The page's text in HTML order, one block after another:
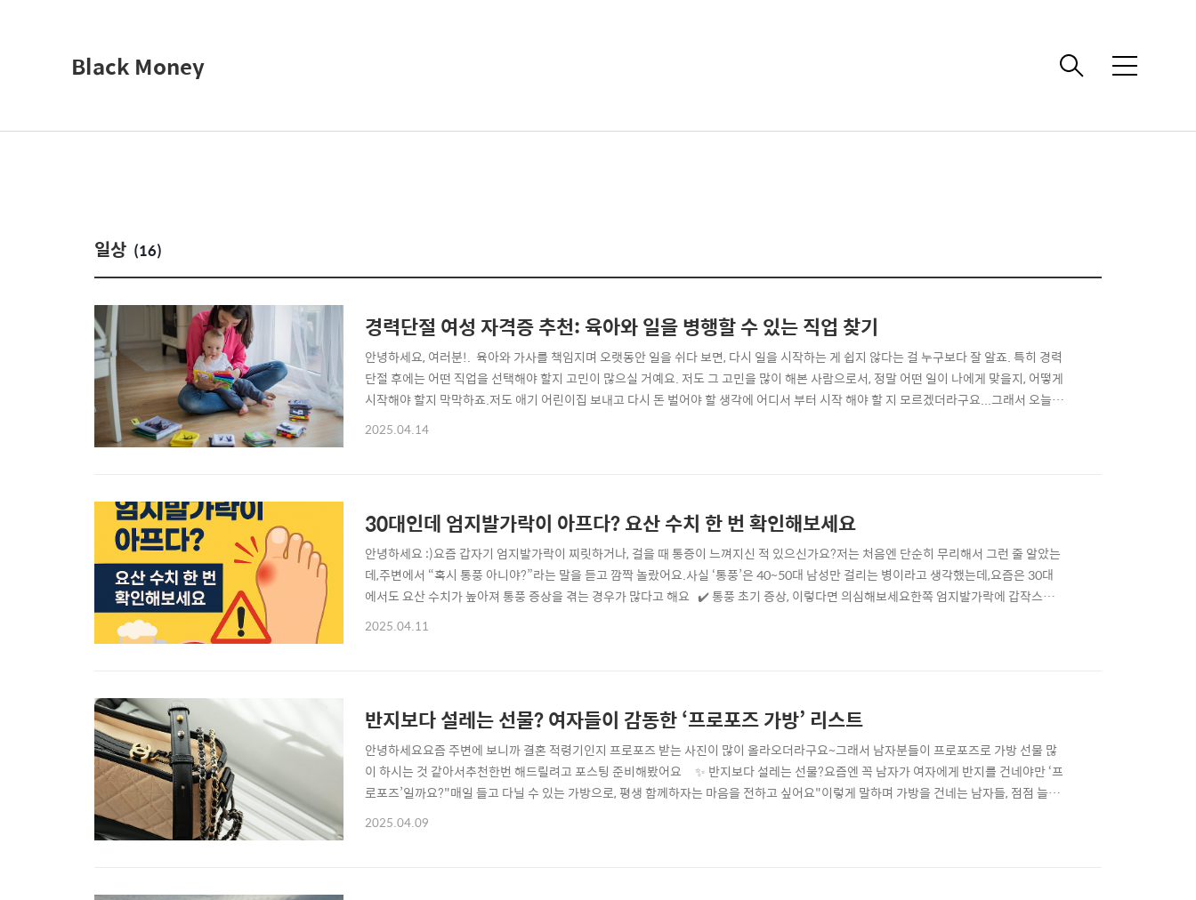
Black Money 메
일상 (16)
경력단절 여성 자격증 추천: 육아와 일을 병행할 수 있는 직업 찾기
안녕하세요, 여러분!. 육아와 가사를 책임지며 오랫동안 일을 쉬다 보면, 다시 일을 시작하는 게 쉽지 않다는 걸 누구보다 잘 알죠. 특히 경력
단절 후에는 어떤 직업을 선택해야 할지 고민이 많으실 거예요. 저도 그 고민을 많이 해본 사람으로서, 정말 어떤 일이 나에게 맞을지, 어떻게
시작해야 할지 막막하죠.저도 애기 어린이집 보내고 다시 돈 벌어야 할 생각에 어디서 부터 시작 해야 할 지 모르겠더라구요...그래서 오늘
은, 육아와 일을 병행하면서도 새로운 직업을 시작할 수 있는 방법에 대해 이야기해보려고 해요. 자격증을 통해 새로운 길을 열 수 있다는 사
2025.04.14
30대인데 엄지발가락이 아프다? 요산 수치 한 번 확인해보세요
안녕하세요 :)요즘 갑자기 엄지발가락이 찌릿하거나, 걸을 때 통증이 느껴지신 적 있으신가요?저는 처음엔 단순히 무리해서 그런 줄 알았는
데,주변에서 “혹시 통풍 아니야?”라는 말을 듣고 깜짝 놀랐어요.사실 ‘통풍’은 40~50대 남성만 걸리는 병이라고 생각했는데,요즘은 30대
에서도 요산 수치가 높아져 통풍 증상을 겪는 경우가 많다고 해요 ✔️ 통풍 초기 증상, 이렇다면 의심해보세요한쪽 엄지발가락에 갑작스러
운 통증붓기와 열감걸을 때 찌르는 듯한 통증주로 밤이나 새벽에 심해지는 경우이런 증상은 보통 며칠 내로 사라졌다가, 반복해서 나타나기
2025.04.11
반지보다 설레는 선물? 여자들이 감동한 ‘프로포즈 가방’ 리스트
안녕하세요요즘 주변에 보니까 결혼 적령기인지 프로포즈 받는 사진이 많이 올라오더라구요~그래서 남자분들이 프로포즈로 가방 선물 많
이 하시는 것 같아서추천한번 해드릴려고 포스팅 준비해봤어요 ✨ 반지보다 설레는 선물?요즘엔 꼭 남자가 여자에게 반지를 건네야만 ‘프
로포즈’일까요?"매일 들고 다닐 수 있는 가방으로, 평생 함께하자는 마음을 전하고 싶어요"이렇게 말하며 가방을 건네는 남자들, 점점 늘고
있어요!가방은 단순한 물건이 아니에요.매일 손에 쥐고, 거울 볼 때마다 마주치고, 그 사람의 마음을 떠올릴 수 있는…그래서 더 설레는, 반
2025.04.09